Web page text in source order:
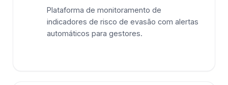
Plataforma de monitoramento de
indicadores de risco de evasão com alertas
automáticos para gestores.